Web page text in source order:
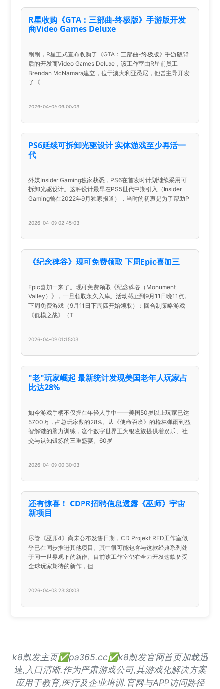
R星收购《GTA：三部曲-终极版》手游版开发
商Video Games Deluxe
刚刚，R星正式宣布收购了《GTA：三部曲-终极版》手游版背
后的开发商Video Games Deluxe，该工作室由R星前员工
Brendan McNamara建立，位于澳大利亚悉尼，他曾主导开发
了《
2026-04-09 06:00:03
PS6延续可拆卸光驱设计 实体游戏至少再活一
代
外媒Insider Gaming独家获悉，PS6在首发时计划继续采用可
拆卸光驱设计。这种设计最早在PS5世代中期引入（Insider
Gaming曾在2022年9月独家报道），当时的初衷是为了帮助P
2026-04-09 02:45:03
《纪念碑谷》现可免费领取 下周Epic喜加三
Epic喜加一来了。现可免费领取《纪念碑谷（Monument
Valley）》，一旦领取永久入库。活动截止到9月11日晚11点。
下周免费游戏（9月11日下周四开始领取）：回合制策略游戏
《低模之战》（T
2026-04-09 01:15:03
"老"玩家崛起 最新统计发现美国老年人玩家占
比达28%
如今游戏手柄不仅握在年轻人手中——美国50岁以上玩家已达
5700万，占总玩家数的28%。从《使命召唤》的枪林弹雨到益
智解谜的脑力训练，这个数字世界正为银发族提供着娱乐、社
交与认知锻炼的三重盛宴。60岁
2026-04-09 00:30:03
还有惊喜！ CDPR招聘信息透露《巫师》宇宙
新项目
尽管《巫师4》尚未公布发售日期，CD Projekt RED工作室似
乎已在同步推进其他项目。其中很可能包含与这款经典系列处
于同一世界观下的新作。目前该工作室仍在全力开发这款备受
全球玩家期待的新作，但
2026-04-08 23:30:03
k8凯发主页✅pa365.cc✅k8凯发官网首页加载迅
速,入口清晰.作为严肃游戏公司,其游戏化解决方案
应用于教育,医疗及企业培训.官网与APP访问路径